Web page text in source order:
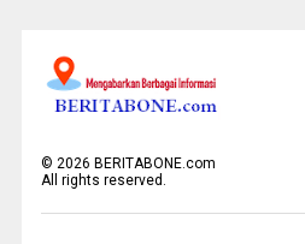
© 2026 BERITABONE.com
All rights reserved.